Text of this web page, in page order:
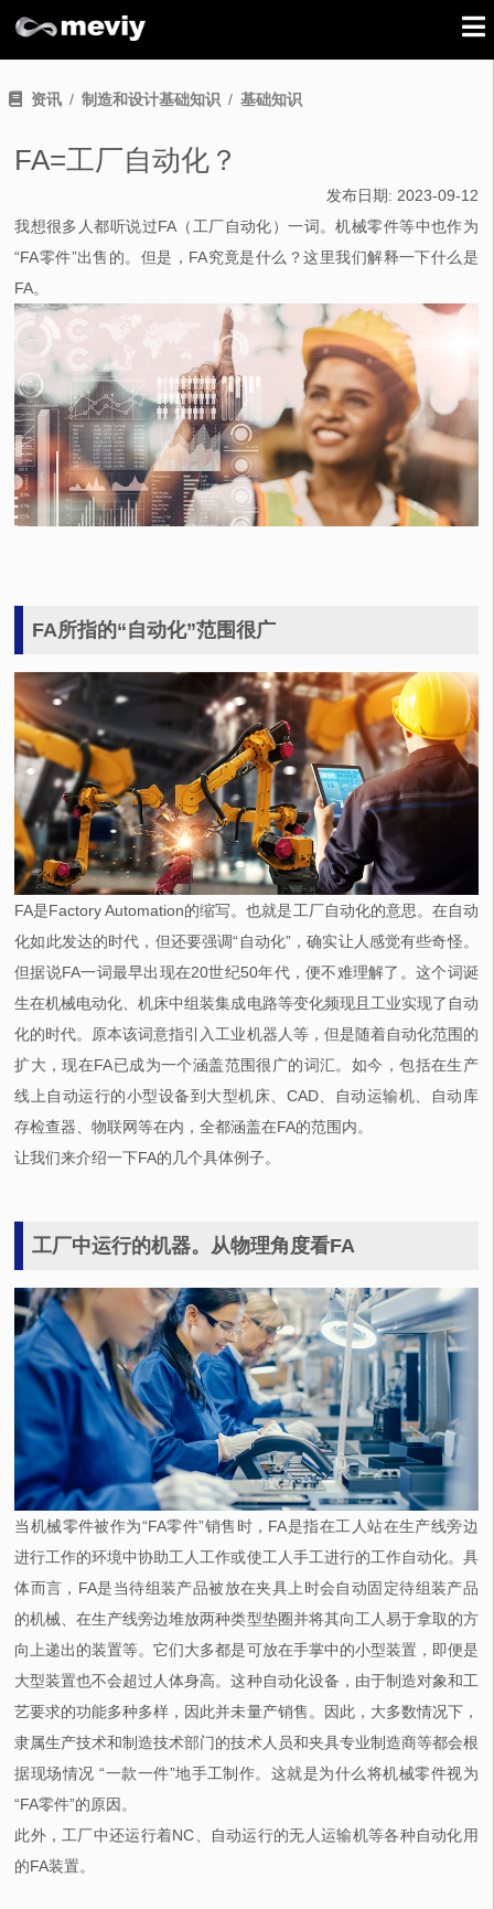
资讯 制造和设计基础知识 基础知识
FA=工厂自动化？
发布日期: 2023-09-12
我想很多人都听说过FA（工厂自动化）一词。机械零件等中也作为
“FA零件”出售的。但是，FA究竟是什么？这里我们解释一下什么是
FA。
FA所指的“自动化”范围很广
FA是Factory Automation的缩写。也就是工厂自动化的意思。在自动
化如此发达的时代，但还要强调“自动化”，确实让人感觉有些奇怪。
但据说FA一词最早出现在20世纪50年代，便不难理解了。这个词诞
生在机械电动化、机床中组装集成电路等变化频现且工业实现了自动
化的时代。原本该词意指引入工业机器人等，但是随着自动化范围的
扩大，现在FA已成为一个涵盖范围很广的词汇。如今，包括在生产
线上自动运行的小型设备到大型机床、CAD、自动运输机、自动库
存检查器、物联网等在内，全都涵盖在FA的范围内。
让我们来介绍一下FA的几个具体例子。
工厂中运行的机器。从物理角度看FA
当机械零件被作为“FA零件”销售时，FA是指在工人站在生产线旁边
进行工作的环境中协助工人工作或使工人手工进行的工作自动化。具
体而言，FA是当待组装产品被放在夹具上时会自动固定待组装产品
的机械、在生产线旁边堆放两种类型垫圈并将其向工人易于拿取的方
向上递出的装置等。它们大多都是可放在手掌中的小型装置，即便是
大型装置也不会超过人体身高。这种自动化设备，由于制造对象和工
艺要求的功能多种多样，因此并未量产销售。因此，大多数情况下，
隶属生产技术和制造技术部门的技术人员和夹具专业制造商等都会根
据现场情况 “一款一件”地手工制作。这就是为什么将机械零件视为
“FA零件”的原因。
此外，工厂中还运行着NC、自动运行的无人运输机等各种自动化用
的FA装置。